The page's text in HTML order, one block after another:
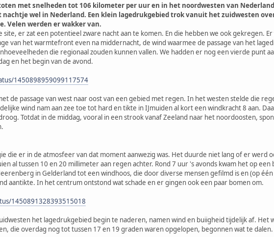
met snelheden tot 106 kilometer per uur en in het noordwesten van
wel in Nederland. Een klein lagedrukgebied trok vanuit het zuidwesten
Velen werden er wakker van.
site, er zat een potentieel zware nacht aan te komen. En die hebben we ook gekregen.
van het warmtefront even na middernacht, de wind waarmee de passage van het
die regionaal zouden kunnen vallen. We hadden er nog een vierde punt
en het begin van de avond.
1450898959099117574
de passage van west naar oost van een gebied met regen. In het westen stelde die
wind nam aan zee toe tot hard en tikte in IJmuiden al kort een windkracht 8 aan.
Totdat in de middag, vooral in een strook vanaf Zeeland naar het noordoosten,
die er in de atmosfeer van dat moment aanwezig was. Het duurde niet lang of er werd
al tussen 10 en 20 millimeter aan regen achter. Rond 7 uur 's avonds kwam het op
in Gelderland tot een windhoos, die door diverse mensen gefilmd is en (op
aantikte. In het centrum ontstond wat schade en er gingen ook een paar bomen om.
1450891328393515018
het lagedrukgebied begin te naderen, namen wind en buiigheid tijdelijk af. Het
die overdag nog tot tussen 17 en 19 graden waren opgelopen, begonnen wat te dalen.